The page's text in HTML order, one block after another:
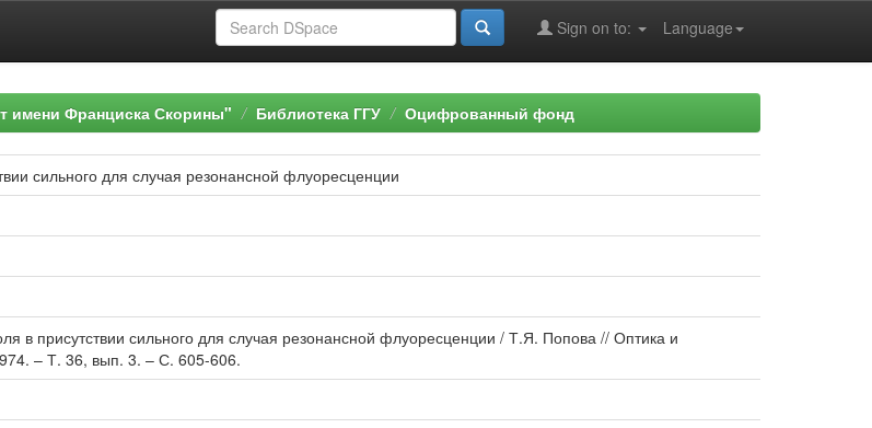
Language
Sign on to:
имени Франциска Скорины" Библиотека ГГУ Оцифрованный фонд
сильного для случая резонансной флуоресценции
в присутствии сильного для случая резонансной флуоресценции / Т.Я. Попова // Оптика и
– Т. 36, вып. 3. – С. 605-606.